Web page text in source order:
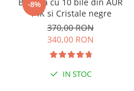
-8%
14K si Cristale negre
370,00 RON
340,00 RON
IN STOC